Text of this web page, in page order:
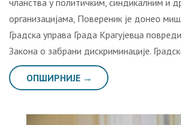
чланства у политичким, синдикалним и
организацијама, Повереник је донео
Градска управа Града Крагујевца
Закона о забрани дискриминације.
ОПШИРНИЈЕ →